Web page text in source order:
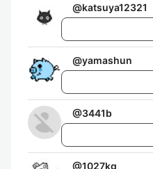
@katsuya12321
@yamashun
@3441b
@1027kg